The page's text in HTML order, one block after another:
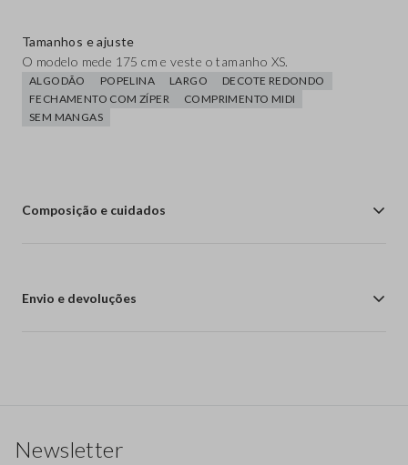
Tamanhos e ajuste
O modelo mede 175 cm e veste o tamanho XS.
ALGODÃO POPELINA LARGO
DECOTE REDONDO
FECHAMENTO COM ZÍPER
COMPRIMENTO MIDI
SEM MANGAS
Composição e cuidados
Envio e devoluções
Newsletter